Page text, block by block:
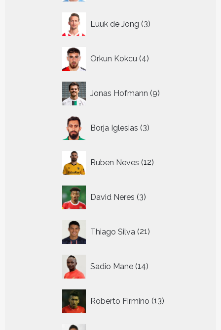
Luuk de Jong 3
producten
Orkun Kokcu 4
producten
Jonas Hofmann 9
producten
Borja Iglesias 3
producten
Ruben Neves 12
producten
David Neres 3
producten
Thiago Silva 21
producten
Sadio Mane 14
producten
Roberto Firmino 13
producten